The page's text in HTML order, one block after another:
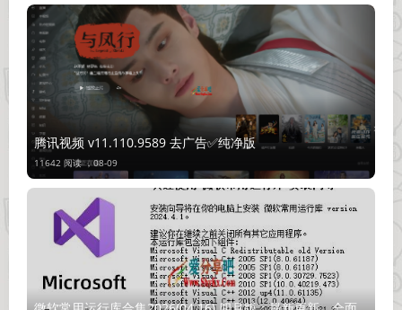
腾讯视频 v11.110.9589 去广告✅纯净版
11642 阅读 ，08-09